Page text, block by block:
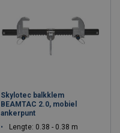
Skylotec balkklem
BEAMTAC 2.0, mobiel
ankerpunt
Lengte: 0.38 - 0.38 m